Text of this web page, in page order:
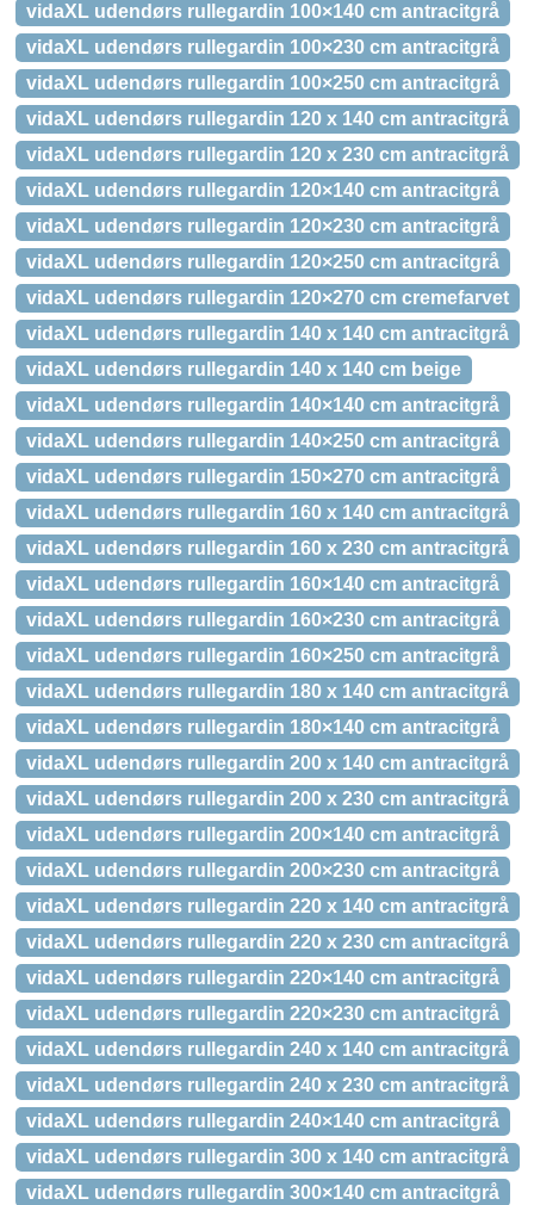
vidaXL udendørs rullegardin 100×140 cm antracitgrå
vidaXL udendørs rullegardin 100×230 cm antracitgrå
vidaXL udendørs rullegardin 100×250 cm antracitgrå
vidaXL udendørs rullegardin 120 x 140 cm antracitgrå
vidaXL udendørs rullegardin 120 x 230 cm antracitgrå
vidaXL udendørs rullegardin 120×140 cm antracitgrå
vidaXL udendørs rullegardin 120×230 cm antracitgrå
vidaXL udendørs rullegardin 120×250 cm antracitgrå
vidaXL udendørs rullegardin 120×270 cm cremefarvet
vidaXL udendørs rullegardin 140 x 140 cm antracitgrå
vidaXL udendørs rullegardin 140 x 140 cm beige
vidaXL udendørs rullegardin 140×140 cm antracitgrå
vidaXL udendørs rullegardin 140×250 cm antracitgrå
vidaXL udendørs rullegardin 150×270 cm antracitgrå
vidaXL udendørs rullegardin 160 x 140 cm antracitgrå
vidaXL udendørs rullegardin 160 x 230 cm antracitgrå
vidaXL udendørs rullegardin 160×140 cm antracitgrå
vidaXL udendørs rullegardin 160×230 cm antracitgrå
vidaXL udendørs rullegardin 160×250 cm antracitgrå
vidaXL udendørs rullegardin 180 x 140 cm antracitgrå
vidaXL udendørs rullegardin 180×140 cm antracitgrå
vidaXL udendørs rullegardin 200 x 140 cm antracitgrå
vidaXL udendørs rullegardin 200 x 230 cm antracitgrå
vidaXL udendørs rullegardin 200×140 cm antracitgrå
vidaXL udendørs rullegardin 200×230 cm antracitgrå
vidaXL udendørs rullegardin 220 x 140 cm antracitgrå
vidaXL udendørs rullegardin 220 x 230 cm antracitgrå
vidaXL udendørs rullegardin 220×140 cm antracitgrå
vidaXL udendørs rullegardin 220×230 cm antracitgrå
vidaXL udendørs rullegardin 240 x 140 cm antracitgrå
vidaXL udendørs rullegardin 240 x 230 cm antracitgrå
vidaXL udendørs rullegardin 240×140 cm antracitgrå
vidaXL udendørs rullegardin 300 x 140 cm antracitgrå
vidaXL udendørs rullegardin 300×140 cm antracitgrå